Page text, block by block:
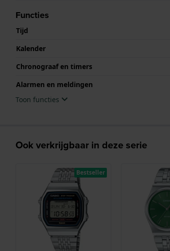
Functies
Tijd
Kalender
Chronograaf en timers
Alarmen en meldingen
Toon functies
Ook verkrijgbaar in deze serie
Bestseller